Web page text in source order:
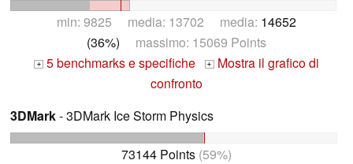
min: 9825 media: 13702 media: 14652
(36%) massimo: 15069 Points
+ 5 benchmarks e specifiche + Mostra il grafico di
confronto
3DMark- 3DMark Ice Storm Physics
73144 Points (59%)